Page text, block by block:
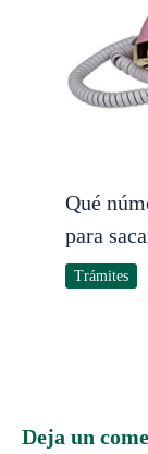
Qué
para
Trámites
Deja un